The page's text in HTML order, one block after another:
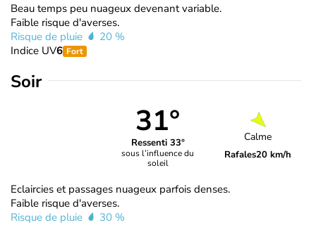
Beau temps peu nuageux devenant variable.
Faible risque d'averses.
Risque de pluie
20 %
Indice UV6 Fort
Soir
31°
Ressenti 33°
sous l’influence du
soleil
Calme
Rafales20 km/h
Eclaircies et passages nuageux parfois denses.
Faible risque d'averses.
Risque de pluie
30 %